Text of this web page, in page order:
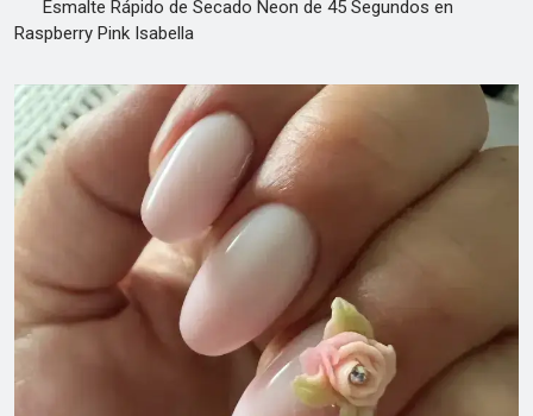
Esmalte Rápido de Secado Neon de 45 Segundos en
Raspberry Pink Isabella